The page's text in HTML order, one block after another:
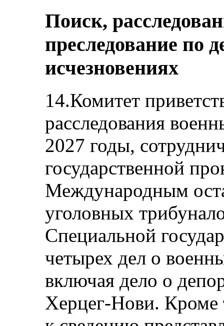
Поиск,
преследование по
исчезновениях
14.Комитет
расследования
2027 годы,
государственной
Международным
уголовных
Специальной
четырех дел о
включая дело о
Херцег-Нови. Кроме